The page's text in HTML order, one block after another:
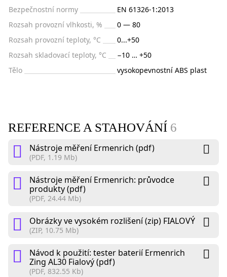
Bezpečnostní normy
EN 61326-1:2013
Rozsah provozní vlhkosti, %
0 — 80
Rozsah provozní teploty, °C
0...+50
Rozsah skladovací teploty, °C
−10 … +50
Tělo
vysokopevnostní ABS plast
REFERENCE A STAHOVÁNÍ 6
Nástroje měření Ermenrich (pdf)
(PDF, 1.19 Mb)
Nástroje měření Ermenrich: průvodce
produkty (pdf)
(PDF, 24.44 Mb)
Obrázky ve vysokém rozlišení (zip) FIALOVÝ
(ZIP, 10.75 Mb)
Návod k použití: tester baterií Ermenrich
Zing AL30 Fialový (pdf)
(PDF, 832.55 Kb)